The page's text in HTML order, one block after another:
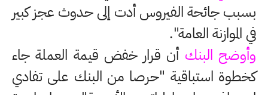
بسبب جائحة الفيروس أدت إلى حدوث عجز كبير
في الموازنة العامة".
وأوضح البنك أن قرار خفض قيمة العملة جاء
كخطوة استباقية "حرصا من البنك على تفادي